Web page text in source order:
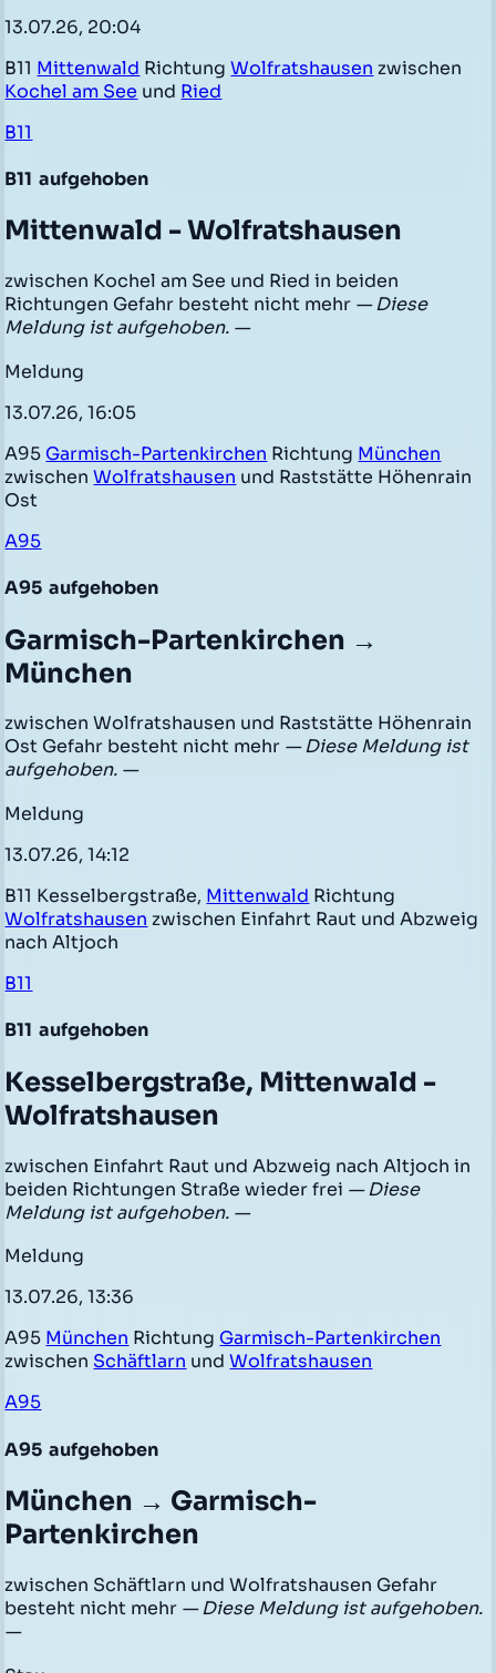
13.07.26, 20:04
B11 Mittenwald RichtungWolfratshausen zwischen
Kochel am See und Ried
B11
B11 aufgehoben
Mittenwald - Wolfratshausen
zwischen Kochel am See und Ried in beiden
Richtungen Gefahr besteht nicht mehr — Diese
Meldung ist aufgehoben. —
Meldung
13.07.26, 16:05
A95 Garmisch-Partenkirchen Richtung München
zwischenWolfratshausen und Raststätte Höhenrain
Ost
A95
A95 aufgehoben
Garmisch-Partenkirchen →
München
zwischen Wolfratshausen und Raststätte Höhenrain
Ost Gefahr besteht nicht mehr — Diese Meldung ist
aufgehoben. —
Meldung
13.07.26, 14:12
B11 Kesselbergstraße, Mittenwald Richtung
Wolfratshausen zwischen Einfahrt Raut und Abzweig
nach Altjoch
B11
B11 aufgehoben
Kesselbergstraße, Mittenwald -
Wolfratshausen
zwischen Einfahrt Raut und Abzweig nach Altjoch in
beiden Richtungen Straße wieder frei — Diese
Meldung ist aufgehoben. —
Meldung
13.07.26, 13:36
A95 München Richtung Garmisch-Partenkirchen
zwischen Schäftlarn undWolfratshausen
A95
A95 aufgehoben
München → Garmisch-
Partenkirchen
zwischen Schäftlarn und Wolfratshausen Gefahr
besteht nicht mehr — Diese Meldung ist aufgehoben.
—